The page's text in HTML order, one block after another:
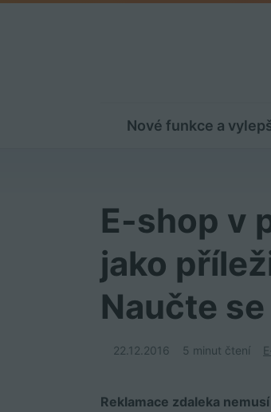
Nové funkce a
E-shop v
jako
Naučte
22.12.2016 5 minut čtení
Reklamace zdaleka